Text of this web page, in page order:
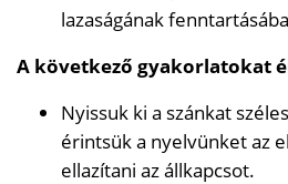
lazaságának
A következő gyakorlatokat
Nyissuk ki a szánkat
érintsük a nyelvünket az
ellazítani az állkapcsot.